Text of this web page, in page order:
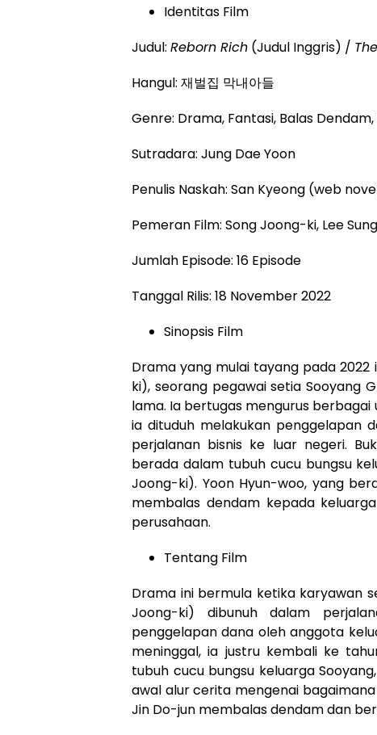
Identitas Film
Judul: Reborn Rich (Judul Inggris) /
Hangul: 재벌집 막내아들
Genre: Drama, Fantasi, Balas Dendam,
Sutradara: Jung Dae Yoon
Penulis Naskah: San Kyeong (web
Pemeran Film: Song Joong-ki, Lee
Jumlah Episode: 16 Episode
Tanggal Rilis: 18 November 2022
Sinopsis Film
Drama yang mulai tayang pada 2022
ki), seorang pegawai setia Sooyang
lama. Ia bertugas mengurus
ia dituduh melakukan penggelapan
perjalanan bisnis ke luar negeri.
berada dalam tubuh cucu bungsu
Joong-ki). Yoon Hyun-woo, yang
membalas dendam kepada
perusahaan.
Tentang Film
Drama ini bermula ketika karyawan
Joong-ki) dibunuh dalam
penggelapan dana oleh anggota
meninggal, ia justru kembali ke
tubuh cucu bungsu keluarga
awal alur cerita mengenai
Jin Do-jun membalas dendam dan